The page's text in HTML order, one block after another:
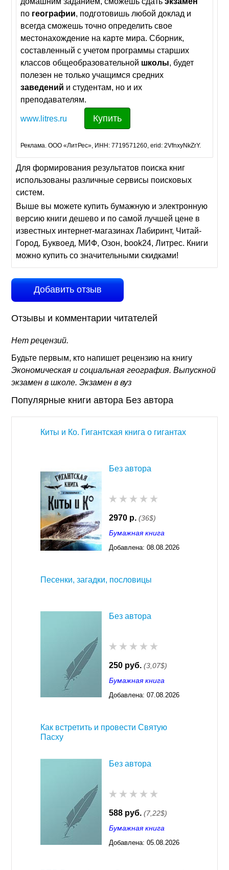
по географии, подготовишь любой доклад и
всегда сможешь точно определить свое
местонахождение на карте мира. Сборник,
составленный с учетом программы старших
классов общеобразовательной школы, будет
полезен не только учащимся средних
заведений и студентам, но и их
преподавателям.
www.litres.ru Купить
Реклама. ООО «ЛитРес», ИНН: 7719571260, erid: 2VfnxyNkZrY.
Для формирования результатов поиска книг
использованы различные сервисы поисковых
систем.
Выше вы можете купить бумажную и электронную
версию книги дешево и по самой лучшей цене в
известных интернет-магазинах Лабиринт, Читай-
Город, Буквоед, МИФ, Озон, book24, Литрес. Книги
можно купить со значительными скидками!
Добавить отзыв
Отзывы и комментарии читателей
Нет рецензий.
Будьте первым, кто напишет рецензию на книгу
Экономическая и социальная география. Выпускной
экзамен в школе. Экзамен в вуз
Популярные книги автора Без автора
Киты и Ко. Гигантская книга о гигантах
Без автора
2970 р. (36$)
Бумажная книга
Добавлена: 08.08.2026
Песенки, загадки, пословицы
Без автора
250 руб. (3,07$)
Бумажная книга
Добавлена: 07.08.2026
Как встретить и провести Святую
Пасху
Без автора
588 руб. (7,22$)
Бумажная книга
Добавлена: 05.08.2026